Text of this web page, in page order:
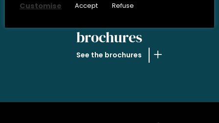
brochures
See the brochures
Customise
Accept Refuse